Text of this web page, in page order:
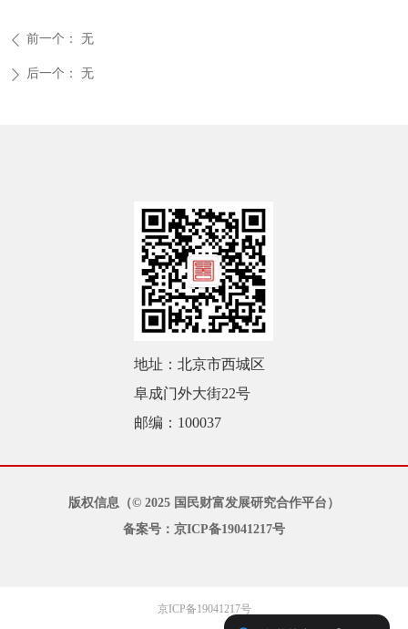
ꄴ 前一个： 无
ꄲ 后一个： 无
地址：北京市西城区
阜成门外大街22号
邮编：100037
版权信息（© 2025 国民财富发展研究合作平台）
备案号：京ICP备19041217号
京ICP备19041217号